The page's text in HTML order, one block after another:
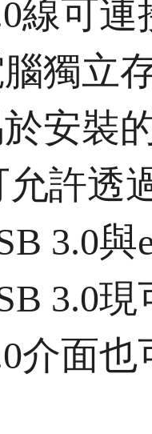
線可
獨立
安裝
許透
3.0
3.0
介面